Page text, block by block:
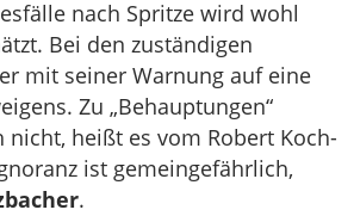
nach Spritze wird wohl
Bei den zuständigen
mit seiner Warnung auf eine
Zu „Behauptungen“
nicht, heißt es vom Robert Koch-
ist gemeingefährlich,
.